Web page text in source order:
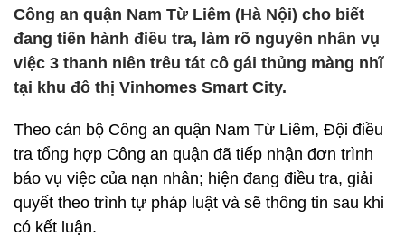
Công an quận Nam Từ Liêm (Hà Nội) cho biết
đang tiến hành điều tra, làm rõ nguyên nhân vụ
việc 3 thanh niên trêu tát cô gái thủng màng nhĩ
tại khu đô thị Vinhomes Smart City.
Theo cán bộ Công an quận Nam Từ Liêm, Đội điều
tra tổng hợp Công an quận đã tiếp nhận đơn trình
báo vụ việc của nạn nhân; hiện đang điều tra, giải
quyết theo trình tự pháp luật và sẽ thông tin sau khi
có kết luận.